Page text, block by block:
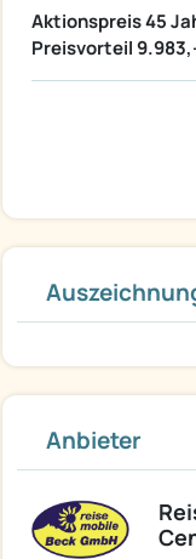
Aktionspreis 45
Preisvorteil
Anbieter